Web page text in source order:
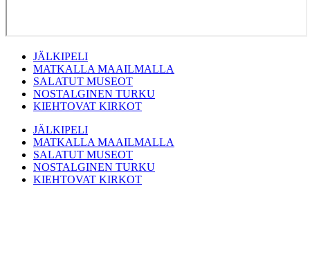
JÄLKIPELI
MATKALLA MAAILMALLA
SALATUT MUSEOT
NOSTALGINEN TURKU
KIEHTOVAT KIRKOT
JÄLKIPELI
MATKALLA MAAILMALLA
SALATUT MUSEOT
NOSTALGINEN TURKU
KIEHTOVAT KIRKOT